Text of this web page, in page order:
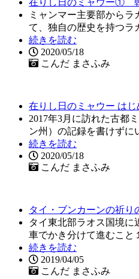
在りし日のミャウー①
ミャンマー主要部から
て、独自の歴史を持つラ
続きを読む
2020/05/18
こんだ まさふみ
在りし日のミャウー はじ
2017年3月に訪れた古都
ン州）の記録を書けずに
続きを読む
2020/05/18
こんだ まさふみ
タイ・ブンカーンの祈り
タイ東北部ラオス国境に
車でかき分けて進むこと
続きを読む
2019/04/05
こんだ まさふみ